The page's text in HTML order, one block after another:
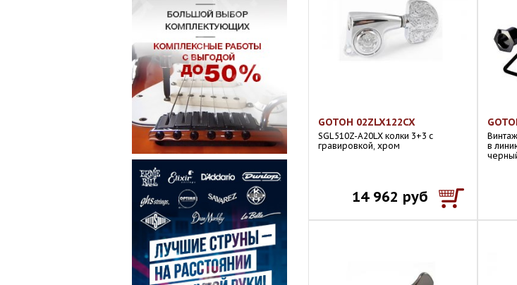
GOTOH 02ZLX122CX
SGL510Z-A20LX колки 3+3 с
гравировкой, хром
14 962 руб
в